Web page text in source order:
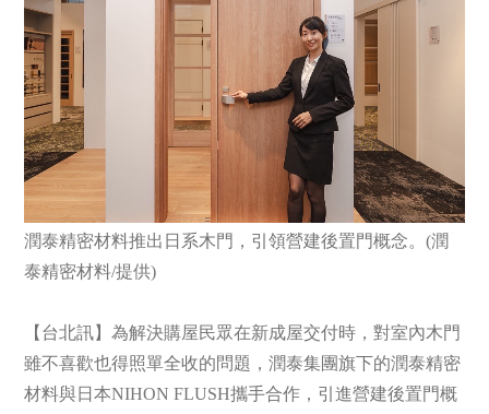
潤泰精密材料推出日系木門，引領營建後置門概念。(潤
泰精密材料/提供)
【台北訊】為解決購屋民眾在新成屋交付時，對室內木門
雖不喜歡也得照單全收的問題，潤泰集團旗下的潤泰精密
材料與日本NIHON FLUSH攜手合作，引進營建後置門概